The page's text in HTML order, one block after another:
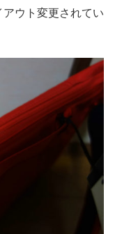
ウト変更されてい